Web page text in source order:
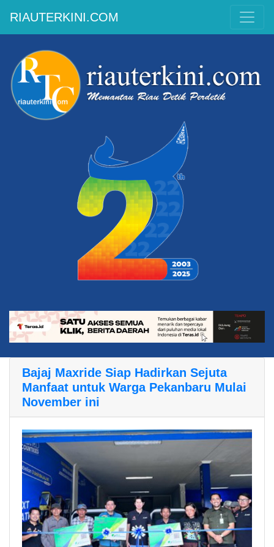
RIAUTERKINI.COM
Bajaj Maxride Siap Hadirkan Sejuta
Manfaat untuk Warga Pekanbaru Mulai
November ini